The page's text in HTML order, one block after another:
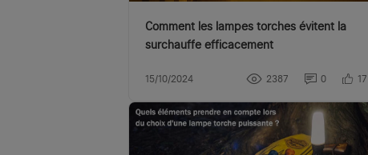
Comment les lampes torches évitent la
surchauffe efficacement
15/10/2024 2387 0 17